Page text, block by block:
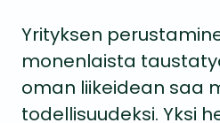
Yrityksen
monenlaista
oman liikeidean saa
todellisuudeksi. Yksi